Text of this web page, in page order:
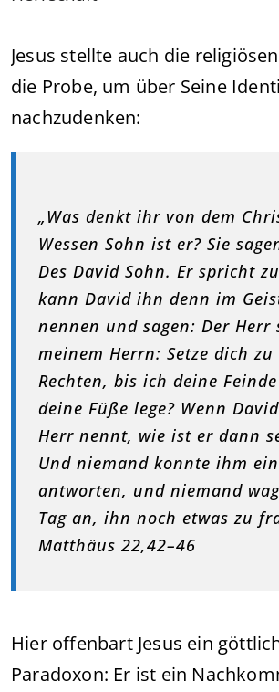
Jesus stellte auch die
die Probe, um über Seine
nachzudenken:
„Was denkt ihr von dem
Wessen Sohn ist er? Sie
Des David Sohn. Er spricht
kann David ihn denn im
nennen und sagen: Der Herr
meinem Herrn: Setze dich
Rechten, bis ich deine
deine Füße lege? Wenn
Herr nennt, wie ist er dann
Und niemand konnte ihm
antworten, und niemand
Tag an, ihn noch etwas zu
Matthäus 22,42–46
Hier offenbart Jesus ein
Paradoxon: Er ist ein